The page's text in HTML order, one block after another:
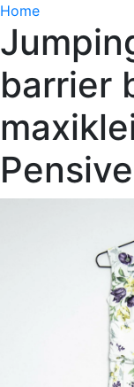
Home
barrier